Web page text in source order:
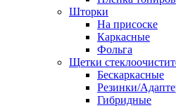
Шторки
На присоске
Каркасные
Фольга
Щетки
Бескаркасные
Резинки/
Гибридные